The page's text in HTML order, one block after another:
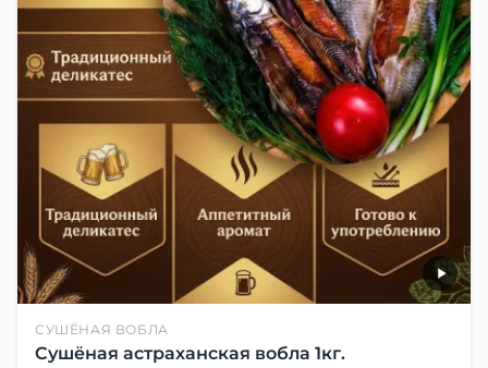
СУШЁНАЯ ВОБЛА
Сушёная астраханская вобла 1кг.